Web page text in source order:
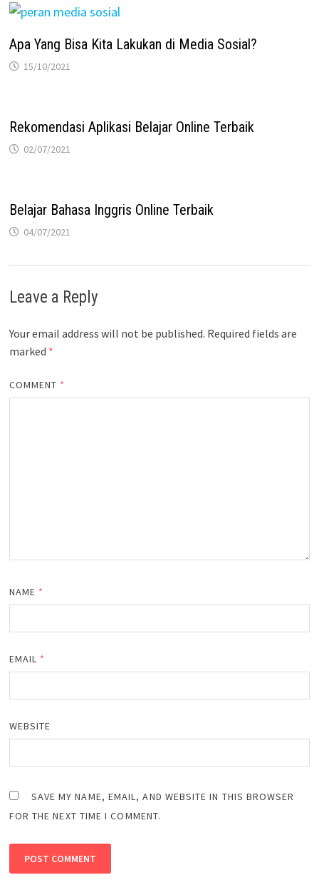
Apa Yang Bisa Kita Lakukan di Media Sosial?
15/10/2021
Rekomendasi Aplikasi Belajar Online Terbaik
02/07/2021
Belajar Bahasa Inggris Online Terbaik
04/07/2021
Leave a Reply
Your email address will not be published. Required fields are
marked *
COMMENT *
NAME *
EMAIL *
WEBSITE
SAVE MY NAME, EMAIL, AND WEBSITE IN THIS BROWSER
FOR THE NEXT TIME I COMMENT.